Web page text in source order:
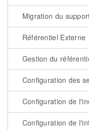
Migration du
Référentiel Externe
Gestion du
Configuration des
Configuration de
Configuration de